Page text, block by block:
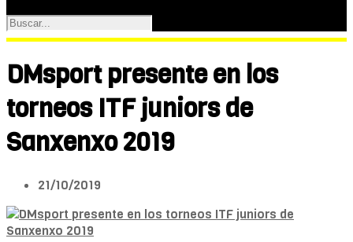
DMsport presente en los
torneos ITF juniors de
Sanxenxo 2019
21/10/2019